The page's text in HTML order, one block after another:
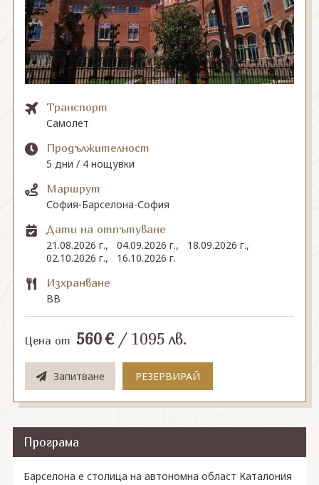
СВЪРЖЕТЕ СЕ С НАС
Транспорт
Самолет
Продължителност
5 дни / 4 нощувки
Маршрут
София-Барселона-София
Дати на отпътуване
21.08.2026 г., 04.09.2026 г., 18.09.2026 г.,
02.10.2026 г., 16.10.2026 г.
Изхранване
BB
Цена от 560€/ 1095 лв.
Запитване РЕЗЕРВИРАЙ
Програма
Барселона е столица на автономна област Каталония